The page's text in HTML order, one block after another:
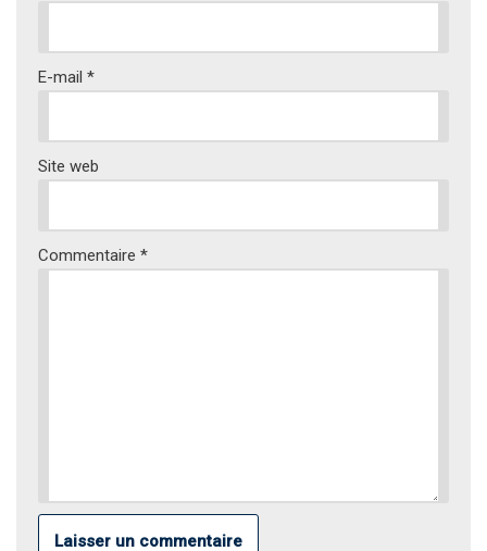
E-mail *
Site web
Commentaire *